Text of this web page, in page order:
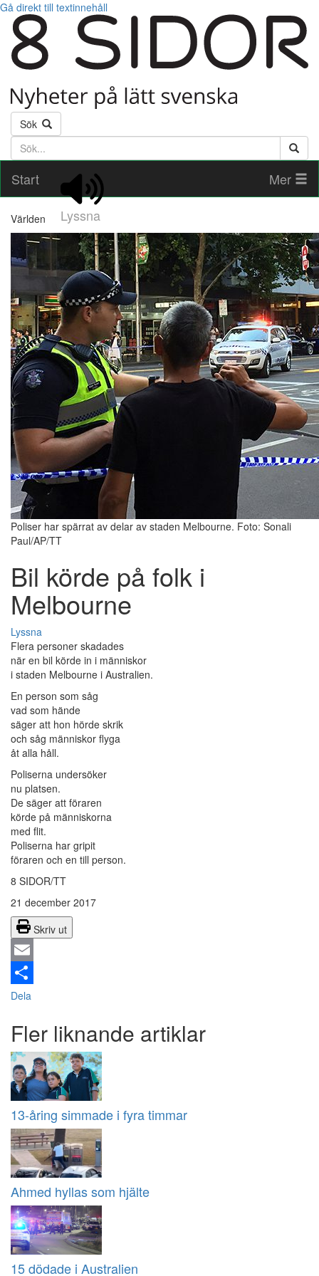
Gå direkt till textinnehåll
Sök
Söktext
Start
Lyssna
Mer
Världen
Poliser har spärrat av delar av staden Melbourne. Foto: Sonali
Paul/AP/TT
Bil körde på folk i
Melbourne
Lyssna
Flera personer skadades
när en bil körde in i människor
i staden Melbourne i Australien.
En person som såg
vad som hände
säger att hon hörde skrik
och såg människor flyga
åt alla håll.
Poliserna undersöker
nu platsen.
De säger att föraren
körde på människorna
med flit.
Poliserna har gripit
föraren och en till person.
8 SIDOR/TT
21 december 2017
Skriv ut
Email
Dela
Fler liknande artiklar
13-åring simmade i fyra timmar
Ahmed hyllas som hjälte
15 dödade i Australien